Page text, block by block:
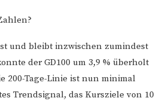
und bleibt inzwischen zumindest
der GD100 um 3,9 % überholt
200-Tage-Linie ist nun minimal
Trendsignal, das Kursziele von 10